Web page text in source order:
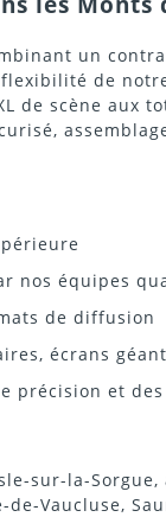
un
de
de scène
nos équipes
de diffusion
écrans
précision et
sur-la-
Vaucluse,